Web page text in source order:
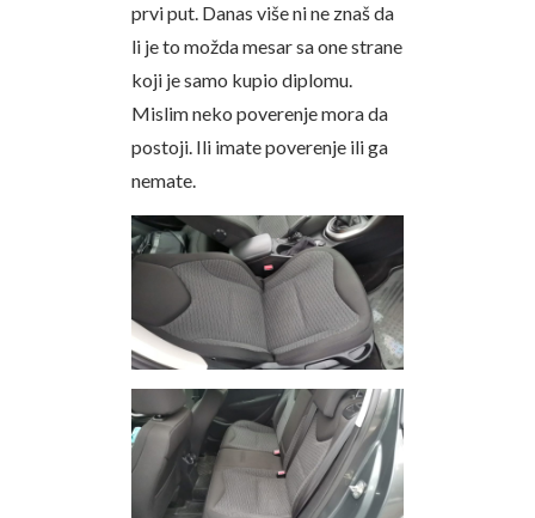
prvi put. Danas više ni ne znaš da
li je to možda mesar sa one strane
koji je samo kupio diplomu.
Mislim neko poverenje mora da
postoji. Ili imate poverenje ili ga
nemate.